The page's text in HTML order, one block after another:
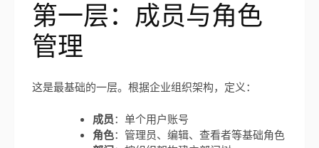
第一层：成员与角色
管理
这是最基础的一层。根据企业组织架构，定义：
成员：单个用户账号
角色：管理员、编辑、查看者等基础角色